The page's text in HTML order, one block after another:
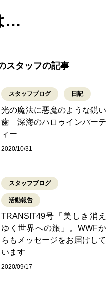
…
スタッフの記事
スタッフブログ 日記
光の魔法に悪魔のような鋭い
歯 深海のハロゥインパーテ
ィー
2020/10/31
スタッフブログ
活動報告
TRANSIT49号「美しき消え
ゆく世界への旅」。WWFか
らもメッセージをお届けして
います
2020/09/17